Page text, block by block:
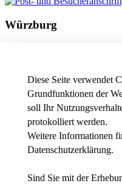
Diese Seite verwendet
Grundfunktionen der
soll Ihr
protokolliert werden.
Weitere Informationen
Datenschutzerklärung.
Sind Sie mit der
Würzburg
Telefon+49 931 3511-9602
Anfahrt| Wegbeschreibung
News - Presse